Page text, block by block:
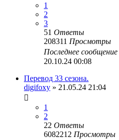
1
2
3
51 Ответы
208311 Просмотры
Последнее сообщение
20.10.24 00:08
Перевод 33 сезона.
digifoxy » 21.05.24 21:04
1
2
22 Ответы
6082212 Просмотры